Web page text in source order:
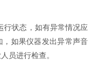
状态，如有异常情况应
如果仪器发出异常声音
员进行检查。